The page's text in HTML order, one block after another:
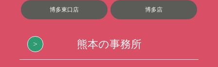
博多東口店 博多店
熊本の事務所